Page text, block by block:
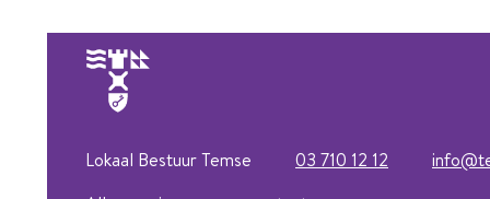
Lokaal Bestuur Temse 03 710 12 12
E-mail info@